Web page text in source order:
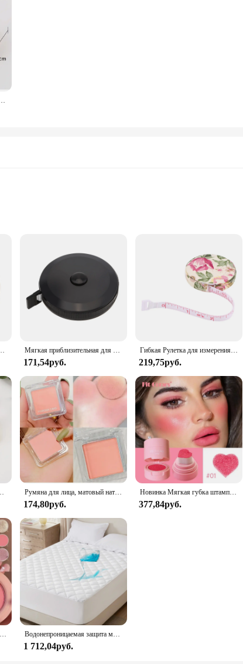
сердца, износостойкая Мягкая Кожаная Мини линейка, линейка для одежды, 1 шт.
measurements for a variety of tasks. Whether you're a
measure allow for quick and clear measurements, ensuring that
The lightweight and flexible construction make it easy to handle and
tape measure is not just a tool; it's a companion for your creative
of repeated use, ensuring that you can rely on it for all your
is designed to provide consistent and accurate measurements
линейка для шитья ткани, Швейные аксессуары Мягкая приблизительная для портняжной ткани, одежды, измерения талии, тела, белая Гибкая швейная рулетка
171,54руб.
Гибкая Рулетка для измерения, 1,5 м, 60 дюймов
219,75руб.
малтоза, стрессовые мячи, сжимаемые кончики пальцев, детские подарки Румяна для лица, матовый натуральный оттенок щек, Осветление ЛИЦА, водонепроницаемая косметика, румяна, пудра, мягкий женский макияж, 1 шт.
174,80руб.
Новинка Мягкая губка штамп Румяна подушка в форме сердца Румяна жидкий брикет ТИНТ питательный натуральный макияж Осветляющий цвет лица
377,84руб.
Трехцветные румяна, матовые натуральные Румяна для осветления лица, водостойкие Румяна для лица, мягкая женская косметика Водонепроницаемая защита матраса Bedsure, стеганый наматрасник, бесшумный мягкий дышащий наматрасник
1 712,04руб.